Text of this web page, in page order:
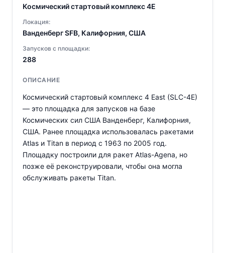
Космический стартовый комплекс 4E
Локация:
Ванденберг SFB, Калифорния, США
Запусков с площадки:
288
ОПИСАНИЕ
Космический стартовый комплекс 4 East (SLC-4E)
— это площадка для запусков на базе
Космических сил США Ванденберг, Калифорния,
США. Ранее площадка использовалась ракетами
Atlas и Titan в период с 1963 по 2005 год.
Площадку построили для ракет Atlas-Agena, но
позже её реконструировали, чтобы она могла
обслуживать ракеты Titan.